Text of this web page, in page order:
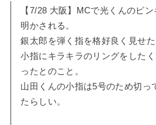
【7/28 大阪】MCで光くんのピ
明かされる。
銀太郎を弾く指を格好良く見せ
小指にキラキラのリングをした
ったとのこと。
山田くんの小指は5号のため切っ
たらしい。